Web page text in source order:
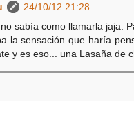
24/10/12 21:28
sabía como llamarla jaja.
la sensación que haría
y es eso... una Lasaña de